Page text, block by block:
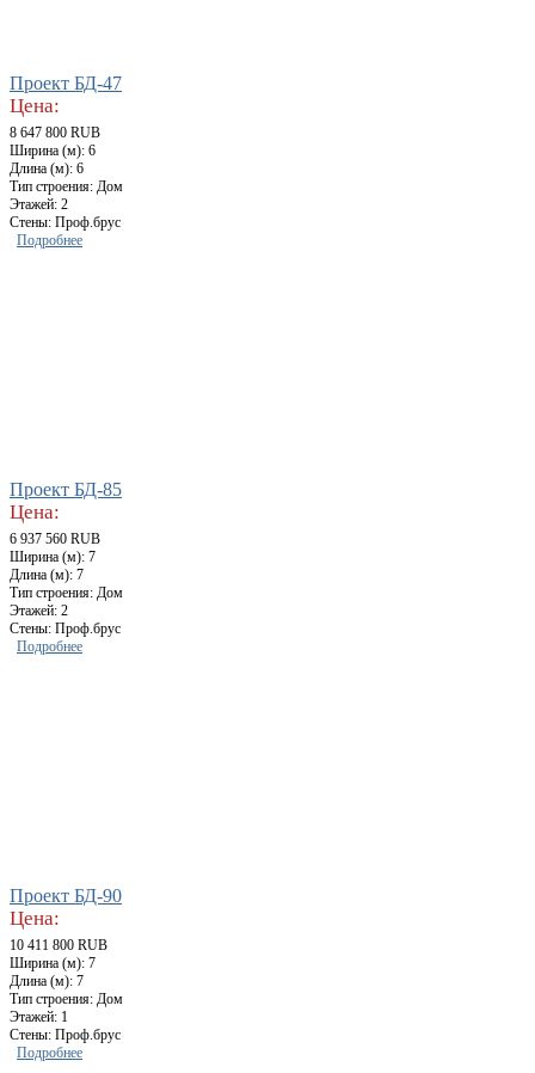
Проект БД-47
Цена:
8 647 800 RUB
Ширина (м): 6
Длина (м): 6
Тип строения: Дом
Этажей: 2
Стены: Проф.брус
Подробнее
Проект БД-85
Цена:
6 937 560 RUB
Ширина (м): 7
Длина (м): 7
Тип строения: Дом
Этажей: 2
Стены: Проф.брус
Подробнее
Проект БД-90
Цена:
10 411 800 RUB
Ширина (м): 7
Длина (м): 7
Тип строения: Дом
Этажей: 1
Стены: Проф.брус
Подробнее